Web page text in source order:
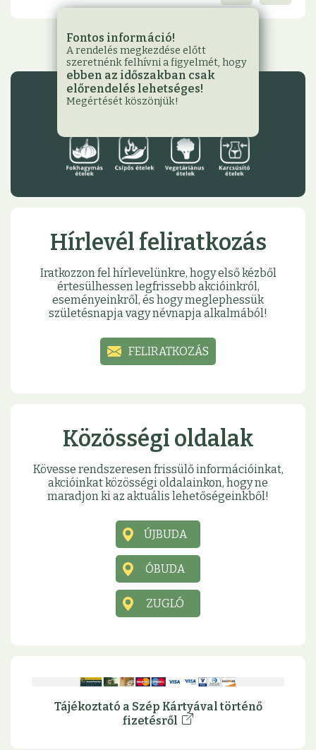
Jelmagyarázat
Hírlevél feliratkozás
Iratkozzon fel hírlevelünkre, hogy első kézből
értesülhessen legfrissebb akcióinkról,
eseményeinkről, és hogy meglephessük
születésnapja vagy névnapja alkalmából!
FELIRATKOZÁS
Közösségi oldalak
Kövesse rendszeresen frissülő információinkat,
akcióinkat közösségi oldalainkon, hogy ne
maradjon ki az aktuális lehetőségeinkből!
ÚJBUDA
ÓBUDA
ZUGLÓ
Tájékoztató a Szép Kártyával történő
fizetésről
Fontos információ!
A rendelés megkezdése előtt
szeretnénk felhívni a figyelmét, hogy
ebben az időszakban csak
előrendelés lehetséges!
Megértését köszönjük!